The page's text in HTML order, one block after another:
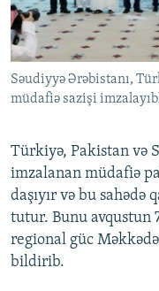
Səudiyyə Ərəbistanı,
müdafiə sazişi
Türkiyə, Pakistan və
imzalanan müdafiə
daşıyır və bu sahədə
tutur. Bunu avqustun
regional güc
bildirib.